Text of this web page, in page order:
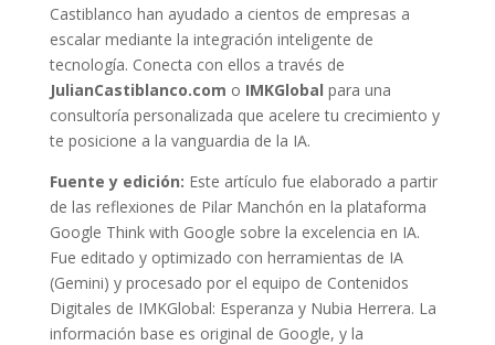
Castiblanco han ayudado a cientos de empresas a
escalar mediante la integración inteligente de
tecnología. Conecta con ellos a través de
JulianCastiblanco.com o IMKGlobal para una
consultoría personalizada que acelere tu crecimiento y
te posicione a la vanguardia de la IA.
Fuente y edición: Este artículo fue elaborado a partir
de las reflexiones de Pilar Manchón en la plataforma
Google Think with Google sobre la excelencia en IA.
Fue editado y optimizado con herramientas de IA
(Gemini) y procesado por el equipo de Contenidos
Digitales de IMKGlobal: Esperanza y Nubia Herrera. La
información base es original de Google, y la